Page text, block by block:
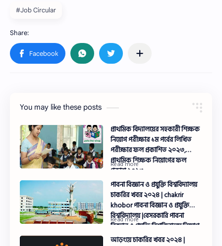
#Job Circular
You may like these posts
প্রাথমিক বিদ্যালয়ের সহকারী শিক্ষক
নিয়োগ পরীক্ষার ১ম পর্বের লিখিত
পরীক্ষার ফল প্রকাশিত ২০২৩,
প্রাথমিক শিক্ষক নিয়োগের ফল
প্রকাশ ২০২৩
পাবনা বিজ্ঞান ও প্রযুক্তি বিশ্ববিদ্যালয়
চাকরির খবর ২০২৪ | chakrir
khobor পাবনা বিজ্ঞান ও প্রযুক্তি
বিশ্ববিদ্যালয় |বেসরকারি পাবনা
বিজ্ঞান ও প্রযুক্তি বিশ্ববিদ্যালয় নিয়োগ
বিজ্ঞপ্তি ২০২৪
আড়ংয়ে চাকরির খবর ২০২৪ |